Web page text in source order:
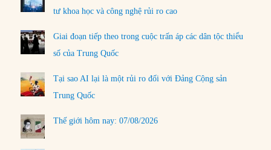
tư khoa học và công nghệ rủi ro cao
Giai đoạn tiếp theo trong cuộc trấn áp các dân tộc thiểu
số của Trung Quốc
Tại sao AI lại là một rủi ro đối với Đảng Cộng sản
Trung Quốc
Thế giới hôm nay: 07/08/2026